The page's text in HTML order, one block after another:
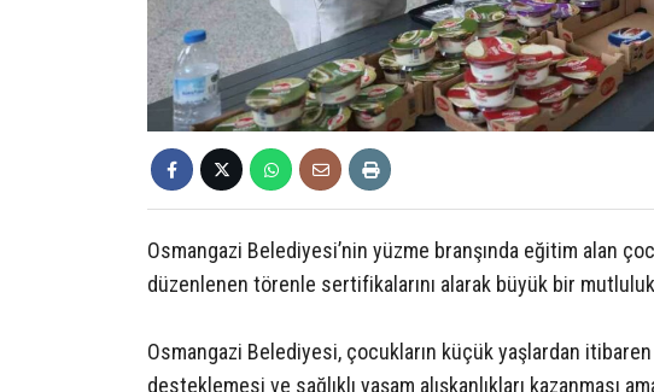
Osmangazi Belediyesi’nin yüzme branşında eğitim alan
düzenlenen törenle sertifikalarını alarak büyük bir mutluluk
Osmangazi Belediyesi, çocukların küçük yaşlardan
desteklemesi ve sağlıklı yaşam alışkanlıkları kazanması